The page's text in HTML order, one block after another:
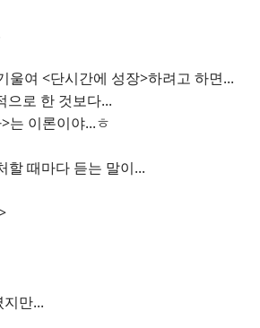
울여 <단시간에 성장>하려고 하면...
으로 한 것보다...
는 이론이야...ㅎ
할 때마다 듣는 말이...
만...